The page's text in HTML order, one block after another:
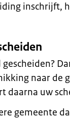
inschrijft,
naar de
daarna uw
gemeente